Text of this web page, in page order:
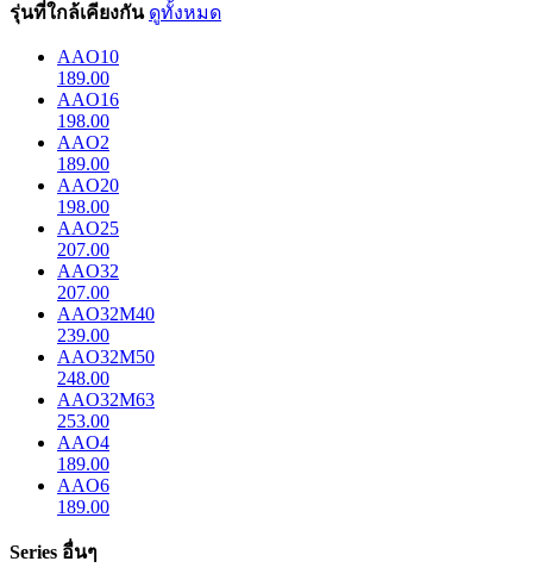
รุ่นที่ใกล้เคียงกัน ดูทั้งหมด
AAO10
189.00
AAO16
198.00
AAO2
189.00
AAO20
198.00
AAO25
207.00
AAO32
207.00
AAO32M40
239.00
AAO32M50
248.00
AAO32M63
253.00
AAO4
189.00
AAO6
189.00
Series อื่นๆ